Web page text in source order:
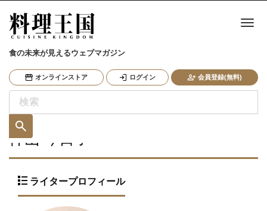
食の未来が見えるウェブマガジン
オンラインストア ログイン 会員登録(無料)
ナ
仲山 今日子
ライタープロフィール